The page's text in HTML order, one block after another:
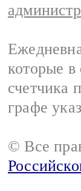
которые
счетчика
графе
© Все